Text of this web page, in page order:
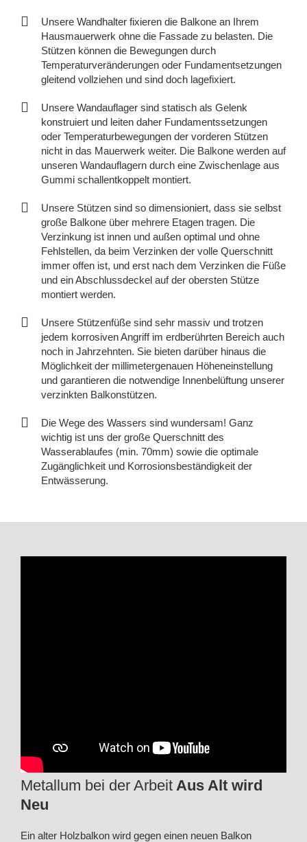
Unsere Wandhalter fixieren die Balkone an Ihrem
Hausmauerwerk ohne die Fassade zu belasten. Die
Stützen können die Bewegungen durch
Temperaturveränderungen oder Fundamentsetzungen
gleitend vollziehen und sind doch lagefixiert.
Unsere Wandauflager sind statisch als Gelenk
konstruiert und leiten daher Fundamentssetzungen
oder Temperaturbewegungen der vorderen Stützen
nicht in das Mauerwerk weiter. Die Balkone werden auf
unseren Wandauflagern durch eine Zwischenlage aus
Gummi schallentkoppelt montiert.
Unsere Stützen sind so dimensioniert, dass sie selbst
große Balkone über mehrere Etagen tragen. Die
Verzinkung ist innen und außen optimal und ohne
Fehlstellen, da beim Verzinken der volle Querschnitt
immer offen ist, und erst nach dem Verzinken die Füße
und ein Abschlussdeckel auf der obersten Stütze
montiert werden.
Unsere Stützenfüße sind sehr massiv und trotzen
jedem korrosiven Angriff im erdberührten Bereich auch
noch in Jahrzehnten. Sie bieten darüber hinaus die
Möglichkeit der millimetergenauen Höheneinstellung
und garantieren die notwendige Innenbelüftung unserer
verzinkten Balkonstützen.
Die Wege des Wassers sind wundersam! Ganz
wichtig ist uns der große Querschnitt des
Wasserablaufes (min. 70mm) sowie die optimale
Zugänglichkeit und Korrosionsbeständigkeit der
Entwässerung.
Metallum bei der Arbeit Aus Alt wird
Neu
Ein alter Holzbalkon wird gegen einen neuen Balkon